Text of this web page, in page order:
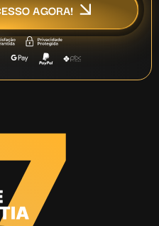
AGORA!